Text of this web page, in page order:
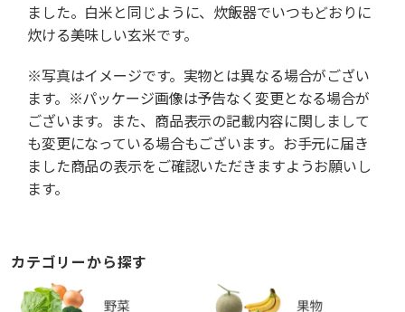
ました。白米と同じように、炊飯器でいつもどおりに
炊ける美味しい玄米です。
※写真はイメージです。実物とは異なる場合がござい
ます。※パッケージ画像は予告なく変更となる場合が
ございます。また、商品表示の記載内容に関しまして
も変更になっている場合もございます。お手元に届き
ました商品の表示をご確認いただきますようお願いし
ます。
カテゴリーから探す